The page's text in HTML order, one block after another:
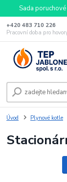
Sada
+420 483 710 226
Pracovní doba pro
Úvod Plynové kotle